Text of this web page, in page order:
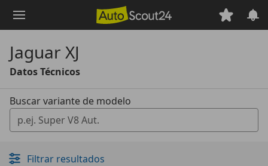
principal
Jaguar XJ
Datos Técnicos
Buscar variante de modelo
Filtrar resultados